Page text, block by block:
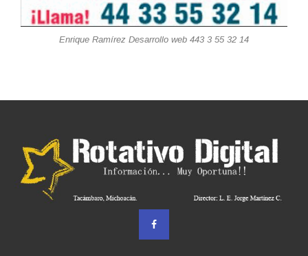
Enrique Ramírez Desarrollo web 443 3 55 32 14